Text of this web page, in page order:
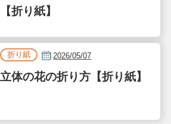
【折り紙】
折り紙 2026/05/07
立体の花の折り方【折り紙】